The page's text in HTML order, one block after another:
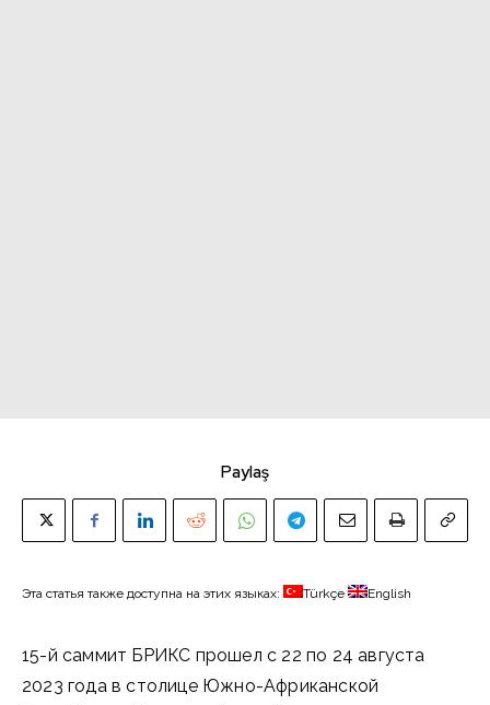
Paylaş
Эта статья также доступна на этих языках: Türkçe English
15-й саммит БРИКС прошел с 22 по 24 августа
2023 года в столице Южно-Африканской